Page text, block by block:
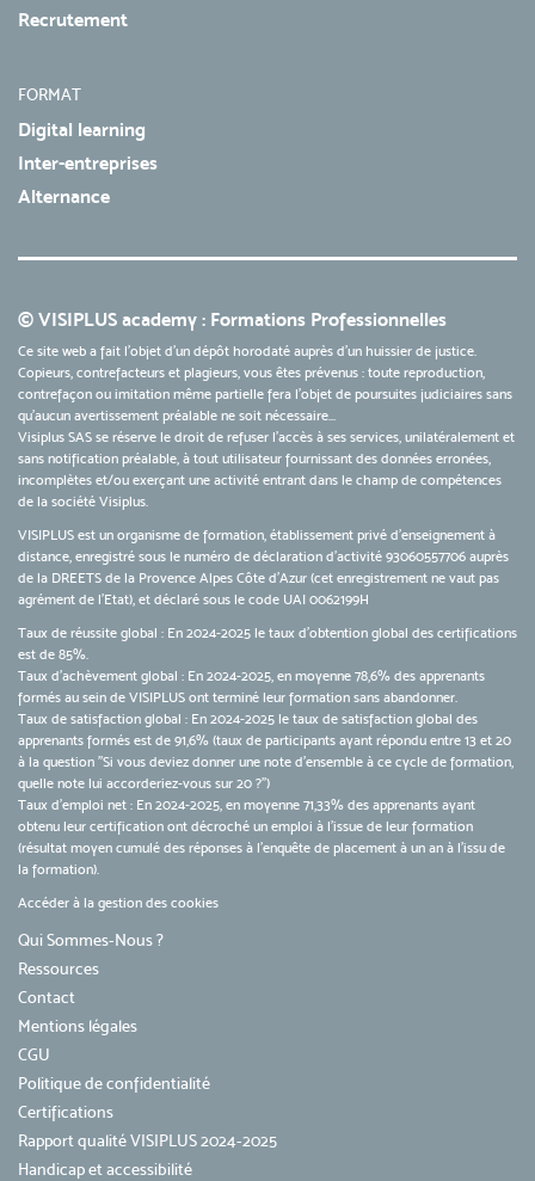
Recrutement
FORMAT
Digital learning
Inter-entreprises
Alternance
© VISIPLUS academy : Formations Professionnelles
Ce site web a fait l'objet d'un dépôt horodaté auprès d'un huissier de justice.
Copieurs, contrefacteurs et plagieurs, vous êtes prévenus : toute reproduction,
contrefaçon ou imitation même partielle fera l'objet de poursuites judiciaires sans
qu’aucun avertissement préalable ne soit nécessaire...
Visiplus SAS se réserve le droit de refuser l'accès à ses services, unilatéralement et
sans notification préalable, à tout utilisateur fournissant des données erronées,
incomplètes et/ou exerçant une activité entrant dans le champ de compétences
de la société Visiplus.
VISIPLUS est un organisme de formation, établissement privé d’enseignement à
distance, enregistré sous le numéro de déclaration d’activité 93060557706 auprès
de la DREETS de la Provence Alpes Côte d’Azur (cet enregistrement ne vaut pas
agrément de l’Etat), et déclaré sous le code UAI 0062199H
Taux de réussite global : En 2024-2025 le taux d'obtention global des certifications
est de 85%.
Taux d’achèvement global : En 2024-2025, en moyenne 78,6% des apprenants
formés au sein de VISIPLUS ont terminé leur formation sans abandonner.
Taux de satisfaction global : En 2024-2025 le taux de satisfaction global des
apprenants formés est de 91,6% (taux de participants ayant répondu entre 13 et 20
à la question "Si vous deviez donner une note d’ensemble à ce cycle de formation,
quelle note lui accorderiez-vous sur 20 ?")
Taux d’emploi net : En 2024-2025, en moyenne 71,33% des apprenants ayant
obtenu leur certification ont décroché un emploi à l'issue de leur formation
(résultat moyen cumulé des réponses à l'enquête de placement à un an à l'issu de
la formation).
Accéder à la gestion des cookies
Qui Sommes-Nous ?
Ressources
Contact
Mentions légales
CGU
Politique de confidentialité
Certifications
Rapport qualité VISIPLUS 2024-2025
Handicap et accessibilité